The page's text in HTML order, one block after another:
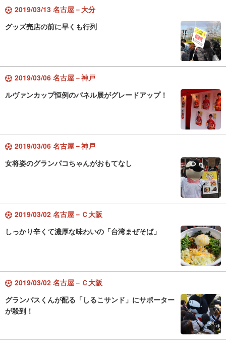
2019/03/13 名古屋－大分
グッズ売店の前に早くも行列
2019/03/06 名古屋－神戸
ルヴァンカップ恒例のパネル展がグレードアップ！
2019/03/06 名古屋－神戸
女将姿のグランパコちゃんがおもてなし
2019/03/02 名古屋－Ｃ大阪
しっかり辛くて濃厚な味わいの「台湾まぜそば」
2019/03/02 名古屋－Ｃ大阪
グランパスくんが配る「しるこサンド」にサポーター
が殺到！